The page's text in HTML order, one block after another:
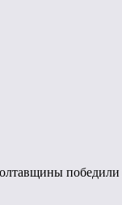
победили